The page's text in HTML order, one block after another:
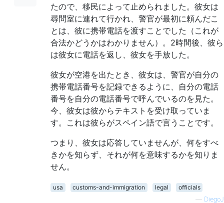
たので、移民によって止められました。彼女は
尋問室に連れて行かれ、警官が最初に頼んだこ
とは、彼に携帯電話を渡すことでした（これが
合法かどうかはわかりません）。2時間後、彼ら
は彼女に電話を返し、彼女を手放した。
彼女が空港を出たとき、彼女は、警官が自分の
携帯電話番号を記録できるように、自分の電話
番号を自分の電話番号で呼んでいるのを見た。
今、彼女は彼からテキストを受け取っていま
す。これは彼らがスペイン語で言うことです。
つまり、彼女は応答していませんが、何をすべ
きかを知らず、それが何を意味するかを知りま
せん。
usa customs-and-immigration legal
officials
— DiegoJ